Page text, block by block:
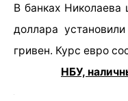
В банках
доллара
гривен. Курс евро
НБУ,